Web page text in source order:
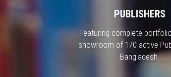
PUBLISHERS
Featuring complete
showroom of 170 active
Bangladesh.